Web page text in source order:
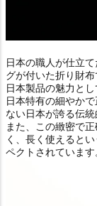
日本の職人が仕立
グが付いた折り財布
日本製品の魅力と
日本特有の細やか
ない日本が誇る伝統
また、この緻密で
く、長く使えると
ペクトされています